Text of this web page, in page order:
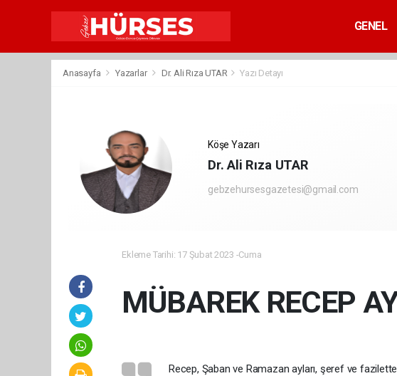
GENEL
Anasayfa Yazarlar Dr. Ali Rıza UTAR Yazı Detayı
Köşe Yazarı
Dr. Ali Rıza UTAR
gebzehursesgazetesi@gmail.com
Ekleme Tarihi: 17 Şubat 2023 -Cuma
MÜBAREK RECEP
Recep, Şaban ve Ramazan ayları, şeref ve